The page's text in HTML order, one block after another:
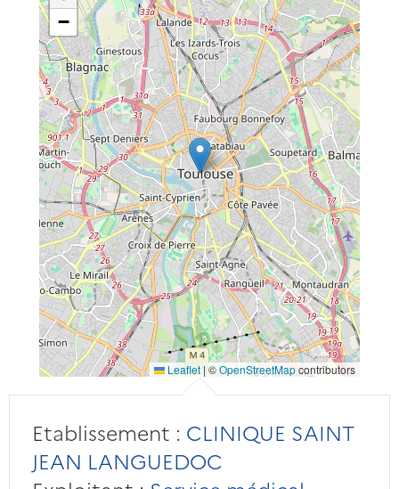
−
Leaflet | ©OpenStreetMapcontributors
Etablissement : CLINIQUE SAINT
JEAN LANGUEDOC